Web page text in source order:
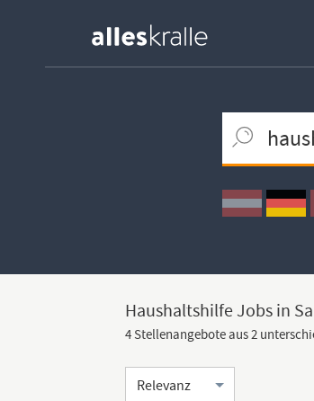
Ortssuche
Umkreissuche
Arbeitsform
Haushaltshilfe Jobs in
4 Stellenangebote aus 2
Sortierung